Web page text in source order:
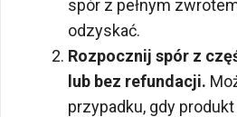
spór z pełnym
odzyskać.
Rozpocznij spór z
lub bez refundacji.
przypadku, gdy